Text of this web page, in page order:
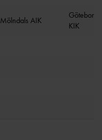
Mölndals AIK
Göteborgs
KIK